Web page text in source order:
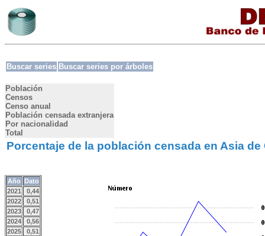
Buscar series Buscar series por árboles
Población
Censos
Censo anual
Población censada extranjera
Por nacionalidad
Total
Porcentaje de la población censada en Asia de
Año Dato
2021
0,44
2022
0,51
2023
0,47
2024
0,56
2025
0,51